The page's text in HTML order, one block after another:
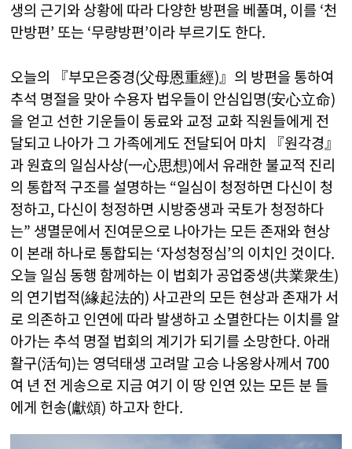
생의 근기와 상황에 따라 다양한 방편을 베풀며, 이를 ‘천
만방편’ 또는 ‘무량방편’이라 부르기도 한다.
오늘의 『부모은중경(父母恩重經)』의 방편을 통하여
추석 명절을 맞아 수용자 법우들이 안심입명(安心立命)
을 얻고 선한 기운들이 동료와 교정 교화 직원들에게 전
달되고 나아가 그 가족에게도 전달되어 마치 『원각경』
과 원효의 일심사상(一心思想)에서 유래한 불교적 진리
의 통합적 구조를 설명하는 “일심이 청정하면 다신이 청
정하고, 다신이 청정하면 시방중생과 국토가 청정하다
는” 생멸문에서 진여문으로 나아가는 모든 존재와 현상
이 본래 하나로 통합되는 ‘자성청정심’의 이치인 것이다.
오늘 일심 동행 함께하는 이 법회가 공업중생(共業衆生)
의 연기법적(緣起法的) 사고관의 모든 현상과 존재가 서
로 의존하고 인연에 따라 발생하고 소멸한다는 이치를 알
아가는 추석 명절 법회의 계기가 되기를 소망한다. 아래
활구(活句)는 영덕태생 고려말 고승 나옹왕사께서 700
여 년 전 게송으로 지금 여기 이 땅 인연 있는 모든 분 들
에게 헌송(獻頌) 하고자 한다.